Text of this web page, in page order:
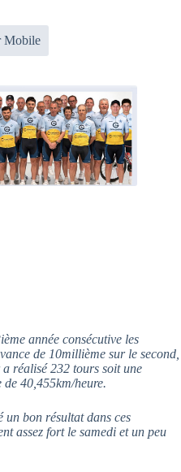
Mobile
année consécutive les
de 10millième sur le second,
réalisé 232 tours soit une
40,455km/heure.
un bon résultat dans ces
assez fort le samedi et un peu